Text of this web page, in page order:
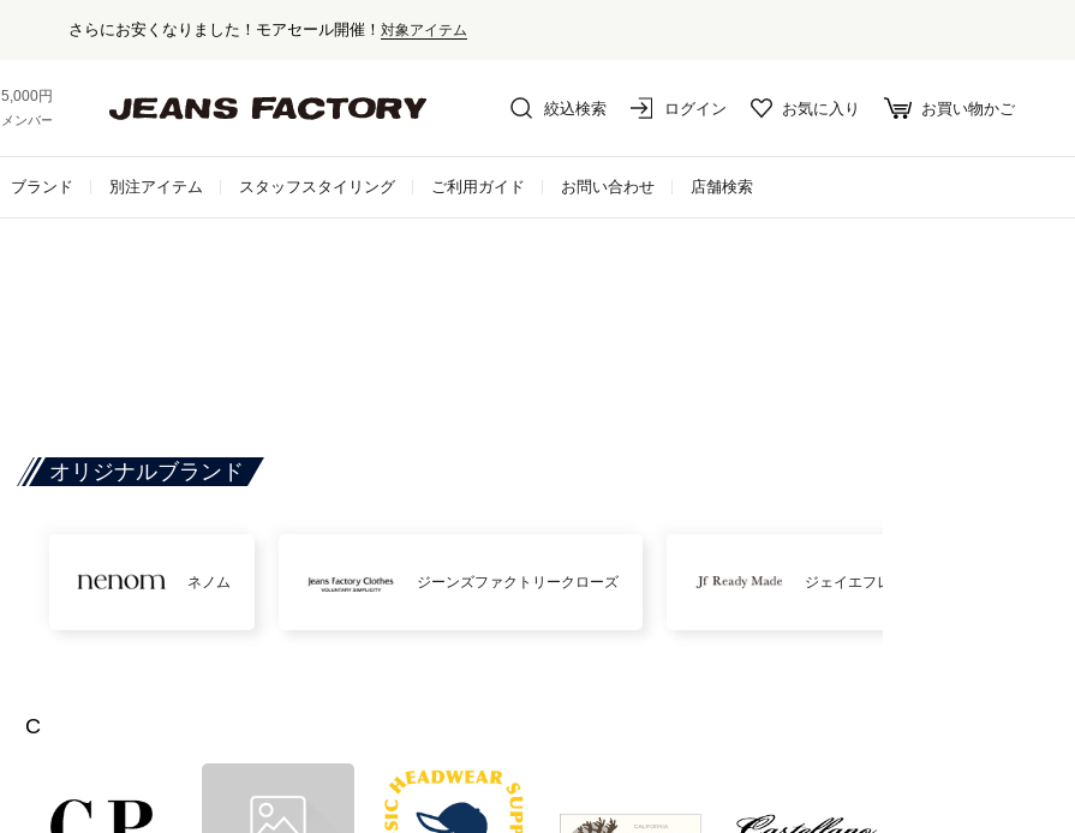
セール対象外アイテムは10%ポイント還元！
5,000円以上お買い上げで送料無料！
メンバー登録でお得な情報をゲット。さらに詳しく
絞込検索 ログイン お気に入り お買い物かご
ブランド 別注アイテム スタッフスタイリング ご利用ガイド お問い合わせ 店舗検索
オリジナルブランド
ネノム ジーンズファクトリークローズ ジェイエフレディメイド
C